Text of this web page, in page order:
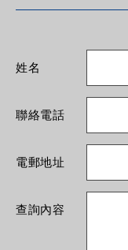
姓名
聯絡電話
電郵地址
查詢內容